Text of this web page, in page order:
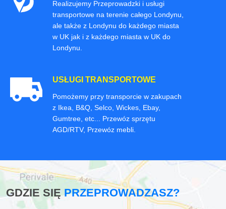
Realizujemy Przeprowadzki i usługi
transportowe na terenie całego Londynu,
ale także z Londynu do każdego miasta
w UK jak i z każdego miasta w UK do
Londynu.
USŁUGI TRANSPORTOWE
Pomożemy przy transporcie w zakupach
z Ikea, B&Q, Selco, Wickes, Ebay,
Gumtree, etc... Przewóz sprzętu
AGD/RTV, Przewóz mebli.
GDZIE SIĘPRZEPROWADZASZ?